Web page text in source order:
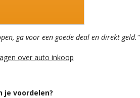
ga voor een goede deal en direkt geld."
over auto inkoop
je voordelen?